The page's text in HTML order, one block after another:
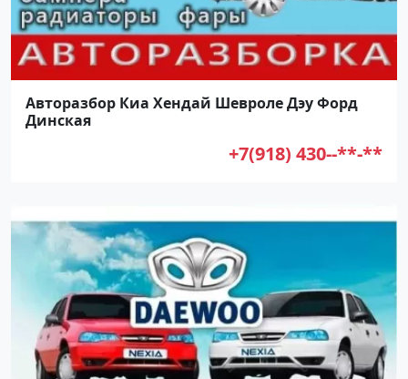
Авторазбор Киа Хендай Шевроле Дэу Форд
Динская
+7(918) 430--**-**